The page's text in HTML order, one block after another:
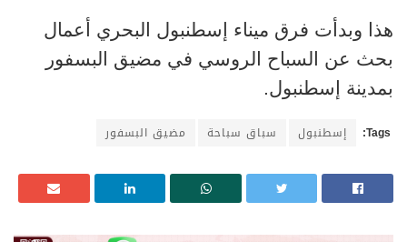
هذا وبدأت فرق ميناء إسطنبول البحري أعمال
بحث عن السباح الروسي في مضيق البسفور
بمدينة إسطنبول.
Tags: إسطنبول سباق سباحة مضيق البسفور